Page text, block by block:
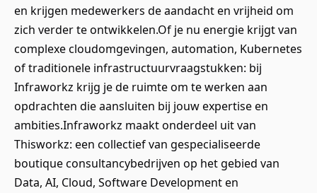
en krijgen medewerkers de aandacht en vrijheid om
zich verder te ontwikkelen.Of je nu energie krijgt van
complexe cloudomgevingen, automation, Kubernetes
of traditionele infrastructuurvraagstukken: bij
Infraworkz krijg je de ruimte om te werken aan
opdrachten die aansluiten bij jouw expertise en
ambities.Infraworkz maakt onderdeel uit van
Thisworkz: een collectief van gespecialiseerde
boutique consultancybedrijven op het gebied van
Data, AI, Cloud, Software Development en